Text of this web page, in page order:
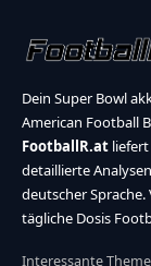
Dein Super Bowl
American Football
FootballR.at
detaillierte
deutscher
tägliche Dosis
Interessante